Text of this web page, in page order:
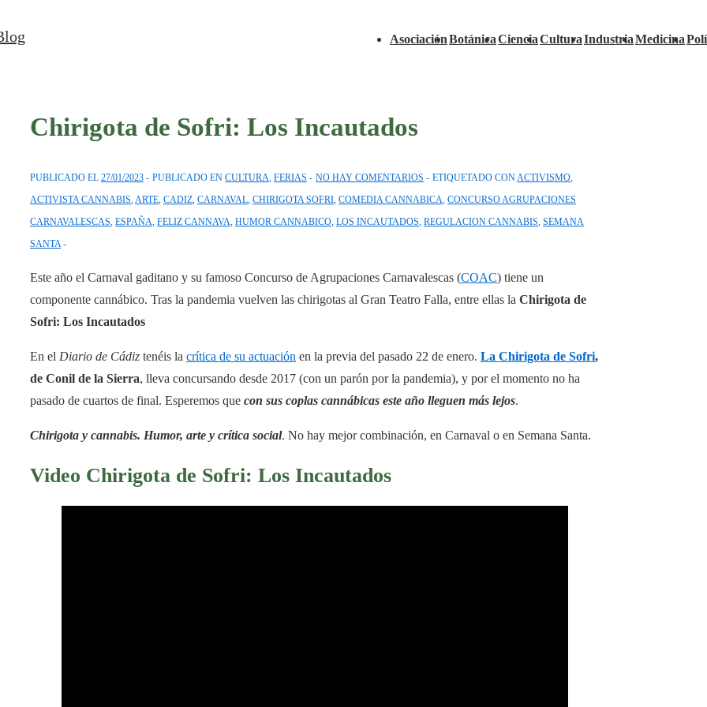
Saltar
principal
AsociaciónBotánicaCienciaCulturaIndustriaMedicina
Chirigota de Sofri: Los Incautados
PUBLICADO EL 27/01/2023 PUBLICADO EN CULTURA FERIAS NO HAY COMENTARIOS ETIQUETADO CON ACTIVISMO
ACTIVISTA CANNABIS ARTE CADIZ CARNAVAL CHIRIGOTA SOFRI COMEDIA CANNABICA CONCURSO AGRUPACIONES
CARNAVALESCAS ESPAÑA FELIZ CANNAVA HUMOR CANNABICO LOS INCAUTADOS REGULACION CANNABIS SEMANA
SANTA
Este año el Carnaval gaditano y su famoso Concurso de Agrupaciones Carnavalescas (COAC) tiene un
componente cannábico. Tras la pandemia vuelven las chirigotas al Gran Teatro Falla, entre ellas la Chirigota de
Sofri: Los Incautados
En el Diario de Cádiz tenéis la crítica de su actuación en la previa del pasado 22 de enero. La Chirigota de Sofri,
de Conil de la Sierra, lleva concursando desde 2017 (con un parón por la pandemia), y por el momento no ha
pasado de cuartos de final. Esperemos que con sus coplas cannábicas este año lleguen más lejos.
Chirigota y cannabis. Humor, arte y crítica social. No hay mejor combinación, en Carnaval o en Semana Santa.
Video Chirigota de Sofri: Los Incautados